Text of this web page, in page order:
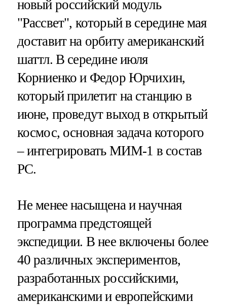
новый российский модуль
"Рассвет", который в середине мая
доставит на орбиту американский
шаттл. В середине июля
Корниенко и Федор Юрчихин,
который прилетит на станцию в
июне, проведут выход в открытый
космос, основная задача которого
– интегрировать МИМ-1 в состав
РС.
Не менее насыщена и научная
программа предстоящей
экспедиции. В нее включены более
40 различных экспериментов,
разработанных российскими,
американскими и европейскими